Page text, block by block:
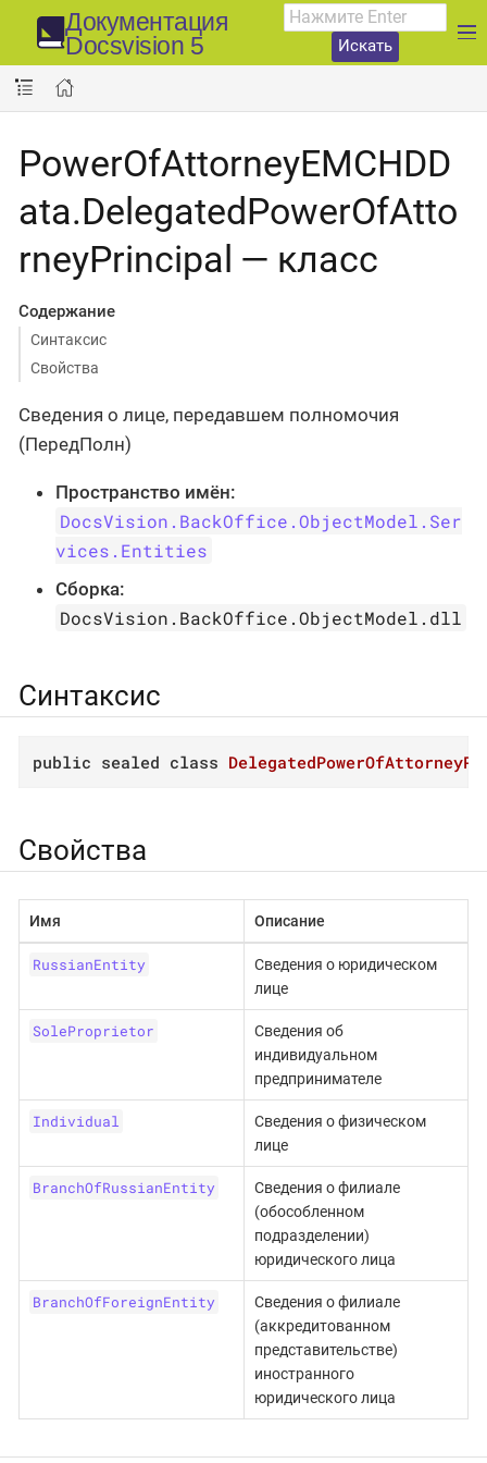
Документация
Docsvision 5
Искать
PowerOfAttorneyEMCHDD
ata.DelegatedPowerOfAtto
rneyPrincipal — класс
Содержание
Синтаксис
Свойства
Сведения о лице, передавшем полномочия
(ПередПолн)
Пространство имён:
DocsVision.BackOffice.ObjectModel.Ser
vices.Entities
Сборка:
DocsVision.BackOffice.ObjectModel.dll
Синтаксис
public sealed class
Свойства
Имя Описание
RussianEntity
Сведения о юридическом
лице
SoleProprietor
Сведения об
индивидуальном
предпринимателе
Individual
Сведения о физическом
лице
BranchOfRussianEntity
Сведения о филиале
(обособленном
подразделении)
юридического лица
BranchOfForeignEntity
Сведения о филиале
(аккредитованном
представительстве)
иностранного
юридического лица